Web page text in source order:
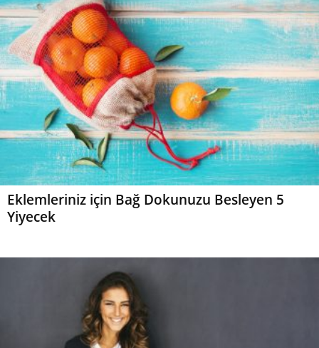
Eklemleriniz için Bağ Dokunuzu Besleyen 5
Yiyecek